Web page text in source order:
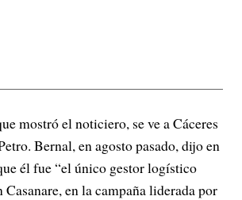
mostró el noticiero, se ve a Cáceres
Bernal, en agosto pasado, dijo en
él fue “el único gestor logístico
Casanare, en la campaña liderada por